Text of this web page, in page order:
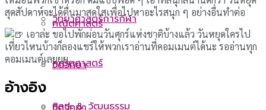
วิทยาศาสตร์การกีฬา
คณิตศาสตร์
คณิตศาสตร์
จิตวิทยา
ศิลปะ & วัฒนธรรม
สุดสัปดาห์จะได้ตื่นมาสดใสเพื่อไปหาอะไรสนุก ๆ อย่างอื่นทำต่อ
เอาล่ะ ขอไปพักผ่อนวันศุกร์แห่งชาติบ้างแล้ว วันหยุดใครไป
เที่ยวไหนบ้างก็ลองแชร์ให้พวกเราอ่านที่คอมเมนต์ได้นะ รออ่านทุก
คอมเมนต์เลยยย…
อ้างอิง